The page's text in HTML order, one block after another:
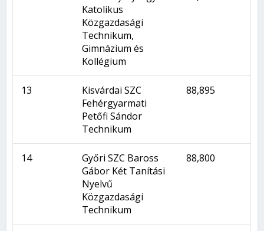
Katolikus
Közgazdasági
Technikum,
Gimnázium és
Kollégium
13
Kisvárdai SZC
Fehérgyarmati
Petőfi Sándor
Technikum
88,895
14
Győri SZC Baross
Gábor Két Tanítási
Nyelvű
Közgazdasági
Technikum
88,800